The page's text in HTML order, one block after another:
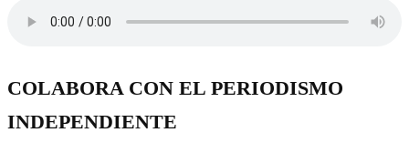
COLABORA CON EL PERIODISMO
INDEPENDIENTE